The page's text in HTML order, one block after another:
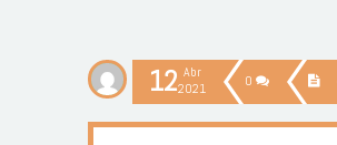
12 Abr
2021
0